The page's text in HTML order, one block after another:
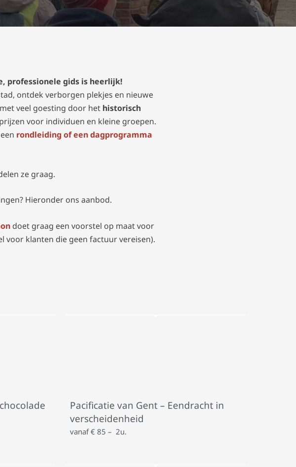
professionele gids is heerlijk!
ontdek verborgen plekjes en nieuwe
veel goesting door het historisch
voor individuen en kleine groepen.
rondleiding of een dagprogramma
ze graag.
Hieronder ons aanbod.
doet graag een voorstel op maat voor
voor klanten die geen factuur vereisen).
Pacificatie van Gent – Eendracht in
verscheidenheid
vanaf € 85 – 2u.